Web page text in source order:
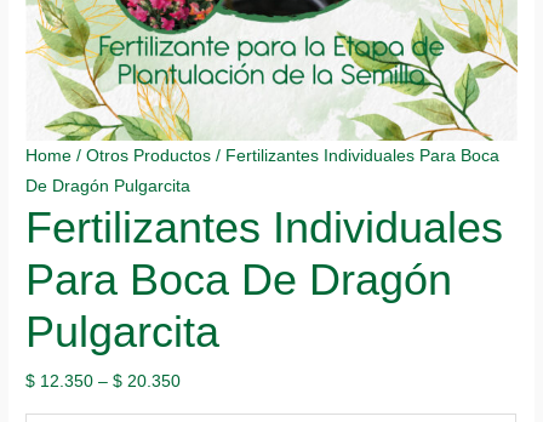
Home /Otros Productos / Fertilizantes Individuales Para Boca
De Dragón Pulgarcita
Fertilizantes Individuales
Para Boca De Dragón
Pulgarcita
$ 12.350 –$ 20.350